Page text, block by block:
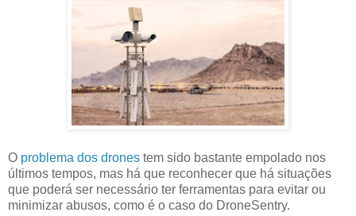
O problema dos drones tem sido bastante empolado nos
últimos tempos, mas há que reconhecer que há situações
que poderá ser necessário ter ferramentas para evitar ou
minimizar abusos, como é o caso do DroneSentry.